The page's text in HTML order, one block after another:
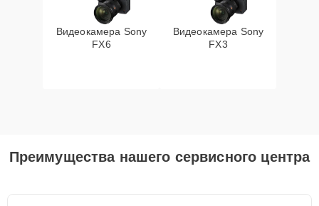
Видеокамера Sony
FX6
Видеокамера Sony
FX3
Преимущества нашего сервисного центра